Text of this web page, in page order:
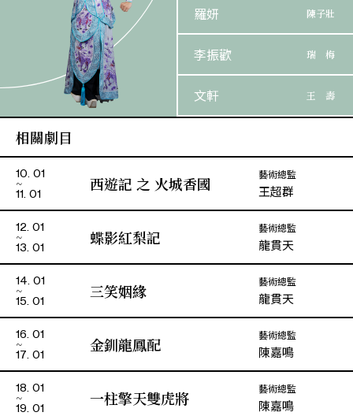
羅妍 陳子壯
李振歡 瑞 梅
文軒 王 壽
鄺純茵
相關劇目
10. 01
11. 01
西遊記 之 火城香國 藝術總監
王超群
12. 01
13. 01
蝶影紅梨記 藝術總監
龍貫天
14. 01
15. 01
三笑姻緣 藝術總監
龍貫天
16. 01
17. 01
金釧龍鳳配 藝術總監
陳嘉鳴
18. 01
19. 01
一柱擎天雙虎將 藝術總監
陳嘉鳴